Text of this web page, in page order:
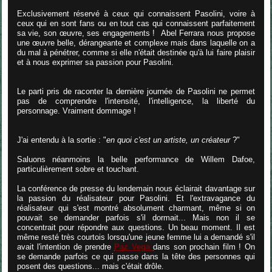
Exclusivement réservé à ceux qui connaissent Pasolini, voire à
ceux qui en sont fans ou en tout cas qui connaissent parfaitement
sa vie, son œuvre, ses engagements ! Abel Ferrara nous propose
une œuvre belle, dérangeante et complexe mais dans laquelle on a
du mal à pénétrer, comme si elle n'était destinée qu'à lui faire plaisir
et à nous exprimer sa passion pour Pasolini.
Le parti pris de raconter la dernière journée de Pasolini ne permet
pas de comprendre l'intensité, l'intelligence, la liberté du
personnage. Vraiment dommage !
J'ai entendu à la sortie : "en quoi c'est un artiste, un créateur?"
Saluons néanmoins la belle performance de Willem Dafoe,
particulièrement sobre et touchant.
La conférence de presse du lendemain nous éclairait davantage sur
la passion du réalisateur pour Pasolini. Et l'extravagance du
réalisateur qui s'est montré absolument charmant, même si on
pouvait se demander parfois s'il dormait... Mais non il se
concentrait pour répondre aux questions. Un beau moment. Il est
même resté très courtois lorsqu'une jeune femme lui a demandé s'il
avait l'intention de prendre Paz Vegadans son prochain film ! On
se demande parfois ce qui passe dans la tête des personnes qui
posent des questions... mais c'était drôle.